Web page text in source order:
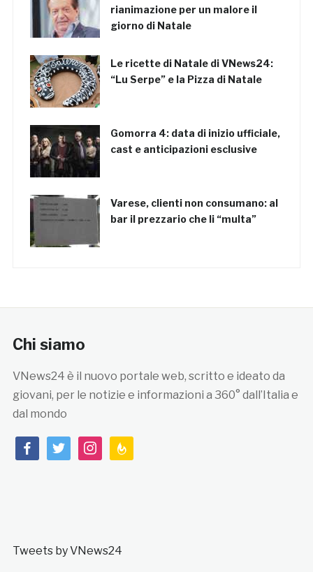
rianimazione per un malore il
giorno di Natale
Le ricette di Natale di VNews24:
“Lu Serpe” e la Pizza di Natale
Gomorra 4: data di inizio ufficiale,
cast e anticipazioni esclusive
Varese, clienti non consumano: al
bar il prezzario che li “multa”
Chi siamo
VNews24 è il nuovo portale web, scritto e ideato da
giovani, per le notizie e informazioni a 360° dall’Italia e
dal mondo
facebooktwitterinstagramfeedburner
Tweets by VNews24